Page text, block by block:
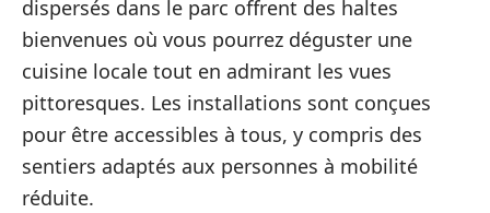
dispersés dans le parc offrent des haltes
bienvenues où vous pourrez déguster une
cuisine locale tout en admirant les vues
pittoresques. Les installations sont conçues
pour être accessibles à tous, y compris des
sentiers adaptés aux personnes à mobilité
réduite.